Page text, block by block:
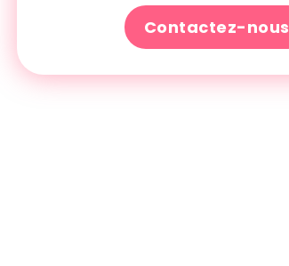
Contactez-nous